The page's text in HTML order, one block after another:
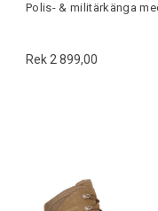
Rek 2 899,00